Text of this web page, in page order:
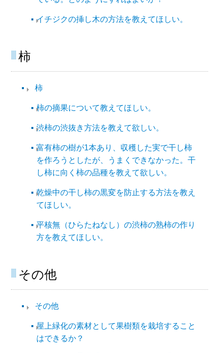
イチジクの挿し木の方法を教えてほしい。
柿​
柿​
柿の摘果について教えてほしい。
渋柿の渋抜き方法を教えて欲しい。
富有柿の樹が1本あり、収穫した実で干し柿
を作ろうとしたが、うまくできなかった。干
し柿に向く柿の品種を教えて欲しい。
乾燥中の干し柿の黒変を防止する方法を教え
てほしい。
平核無（ひらたねなし）の渋柿の熟柿の作り
方を教えてほしい。
その他
その他​
屋上緑化の素材として果樹類を栽培すること
はできるか？